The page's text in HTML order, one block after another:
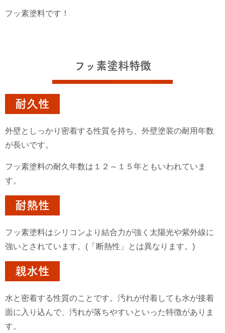
フッ素塗料です！
フッ素塗料特徴
耐久性
外壁としっかり密着する性質を持ち、外壁塗装の耐用年数
が長いです。
フッ素塗料の耐久年数は１２～１５年ともいわれていま
す。
耐熱性
フッ素塗料はシリコンより結合力が強く太陽光や紫外線に
強いとされています。(「断熱性」とは異なります。)
親水性
水と密着する性質のことです。汚れが付着しても水が接着
面に入り込んで、汚れが落ちやすいといった特徴がありま
す。